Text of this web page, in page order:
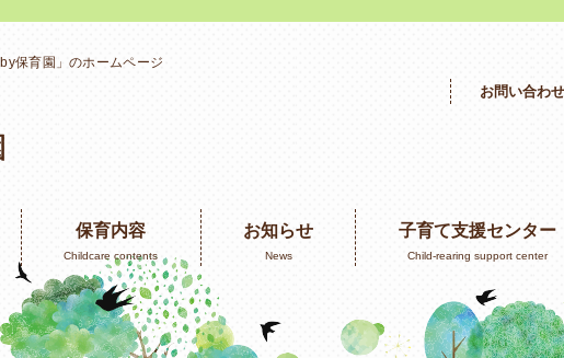
保育園」のホームページ
お問い合わせ
保育内容
Childcare contents
お知らせ
News
子育て支援センター
Child-rearing support center